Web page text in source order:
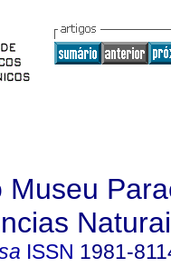
Museu
ISSN 1981-